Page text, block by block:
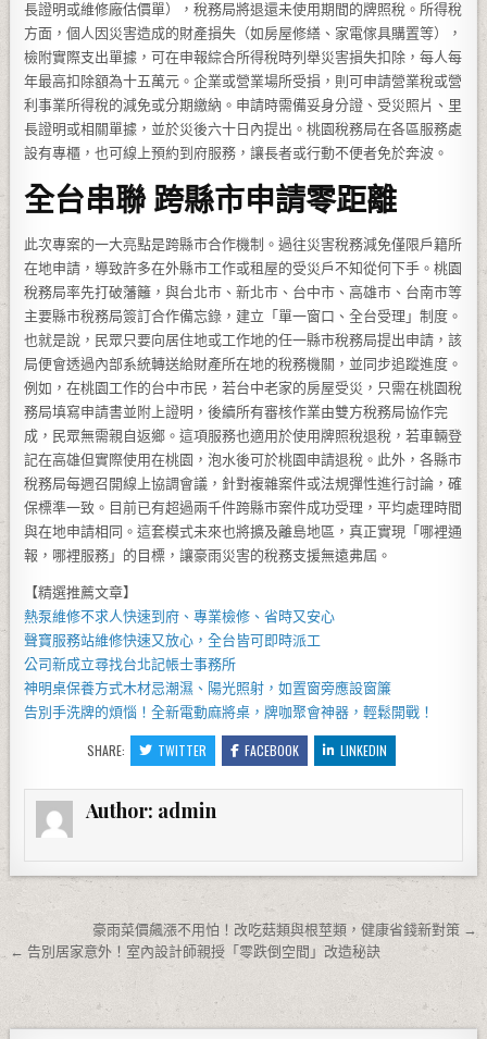
長證明或維修廠估價單），稅務局將退還未使用期間的牌照稅。所得稅
方面，個人因災害造成的財產損失（如房屋修繕、家電傢具購置等），
檢附實際支出單據，可在申報綜合所得稅時列舉災害損失扣除，每人每
年最高扣除額為十五萬元。企業或營業場所受損，則可申請營業稅或營
利事業所得稅的減免或分期繳納。申請時需備妥身分證、受災照片、里
長證明或相關單據，並於災後六十日內提出。桃園稅務局在各區服務處
設有專櫃，也可線上預約到府服務，讓長者或行動不便者免於奔波。
全台串聯 跨縣市申請零距離
此次專案的一大亮點是跨縣市合作機制。過往災害稅務減免僅限戶籍所
在地申請，導致許多在外縣市工作或租屋的受災戶不知從何下手。桃園
稅務局率先打破藩籬，與台北市、新北市、台中市、高雄市、台南市等
主要縣市稅務局簽訂合作備忘錄，建立「單一窗口、全台受理」制度。
也就是說，民眾只要向居住地或工作地的任一縣市稅務局提出申請，該
局便會透過內部系統轉送給財產所在地的稅務機關，並同步追蹤進度。
例如，在桃園工作的台中市民，若台中老家的房屋受災，只需在桃園稅
務局填寫申請書並附上證明，後續所有審核作業由雙方稅務局協作完
成，民眾無需親自返鄉。這項服務也適用於使用牌照稅退稅，若車輛登
記在高雄但實際使用在桃園，泡水後可於桃園申請退稅。此外，各縣市
稅務局每週召開線上協調會議，針對複雜案件或法規彈性進行討論，確
保標準一致。目前已有超過兩千件跨縣市案件成功受理，平均處理時間
與在地申請相同。這套模式未來也將擴及離島地區，真正實現「哪裡通
報，哪裡服務」的目標，讓豪雨災害的稅務支援無遠弗屆。
【精選推薦文章】
熱泵維修不求人快速到府、專業檢修、省時又安心
聲寶服務站維修快速又放心，全台皆可即時派工
公司新成立尋找台北記帳士事務所
神明桌保養方式木材忌潮濕、陽光照射，如置窗旁應設窗簾
告別手洗牌的煩惱！全新電動麻將桌 ，牌咖聚會神器，輕鬆開戰！
SHARE: TWITTER FACEBOOK LINKEDIN
Author: admin
文章導覽豪雨菜價飆漲不用怕！改吃菇類與根莖類，健康省錢新對策 →
← 告別居家意外！室內設計師親授「零跌倒空間」改造秘訣